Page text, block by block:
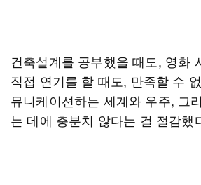
건축설계를 공부했을 때도, 영화
직접 연기를 할 때도, 만족할 수
뮤니케이션하는 세계와 우주, 그
는 데에 충분치 않다는 걸 절감했